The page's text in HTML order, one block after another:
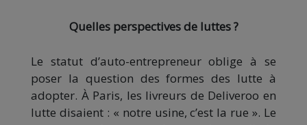
Quelles perspectives de luttes ?
Le statut d’auto-entrepreneur oblige à se
poser la question des formes des lutte à
adopter. À Paris, les livreurs de Deliveroo en
lutte disaient : « notre usine, c’est la rue ». Le